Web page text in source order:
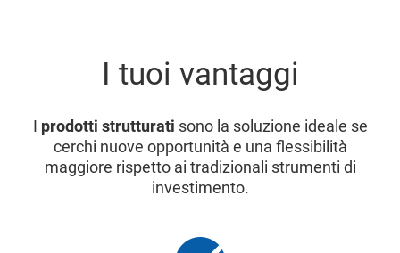
I tuoi vantaggi
I prodotti strutturati sono la soluzione ideale se
cerchi nuove opportunità e una flessibilità
maggiore rispetto ai tradizionali strumenti di
investimento.